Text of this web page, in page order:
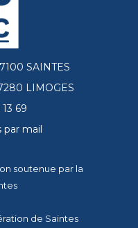
SAINTES
LIMOGES
69
par mail
soutenue par la
de Saintes